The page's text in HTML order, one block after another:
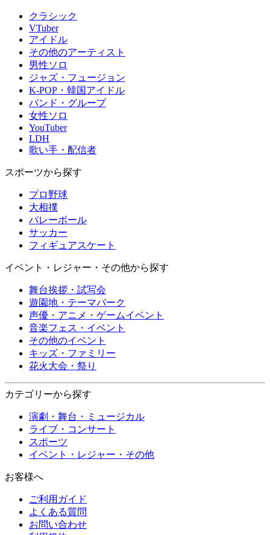
クラシック
VTuber
アイドル
その他のアーティスト
男性ソロ
ジャズ・フュージョン
K-POP・韓国アイドル
バンド・グループ
女性ソロ
YouTuber
LDH
歌い手・配信者
スポーツから探す
プロ野球
大相撲
バレーボール
サッカー
フィギュアスケート
イベント・レジャー・その他から探す
舞台挨拶・試写会
遊園地・テーマパーク
声優・アニメ・ゲームイベント
音楽フェス・イベント
その他のイベント
キッズ・ファミリー
花火大会・祭り
カテゴリーから探す
演劇・舞台・ミュージカル
ライブ・コンサート
スポーツ
イベント・レジャー・その他
お客様へ
ご利用ガイド
よくある質問
お問い合わせ